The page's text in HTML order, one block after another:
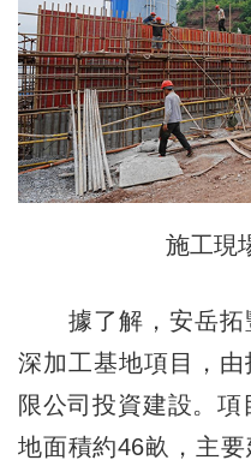
施工現
據了解，安岳拓
深加工基地項目，
限公司投資建設。
地面積約46畝，主